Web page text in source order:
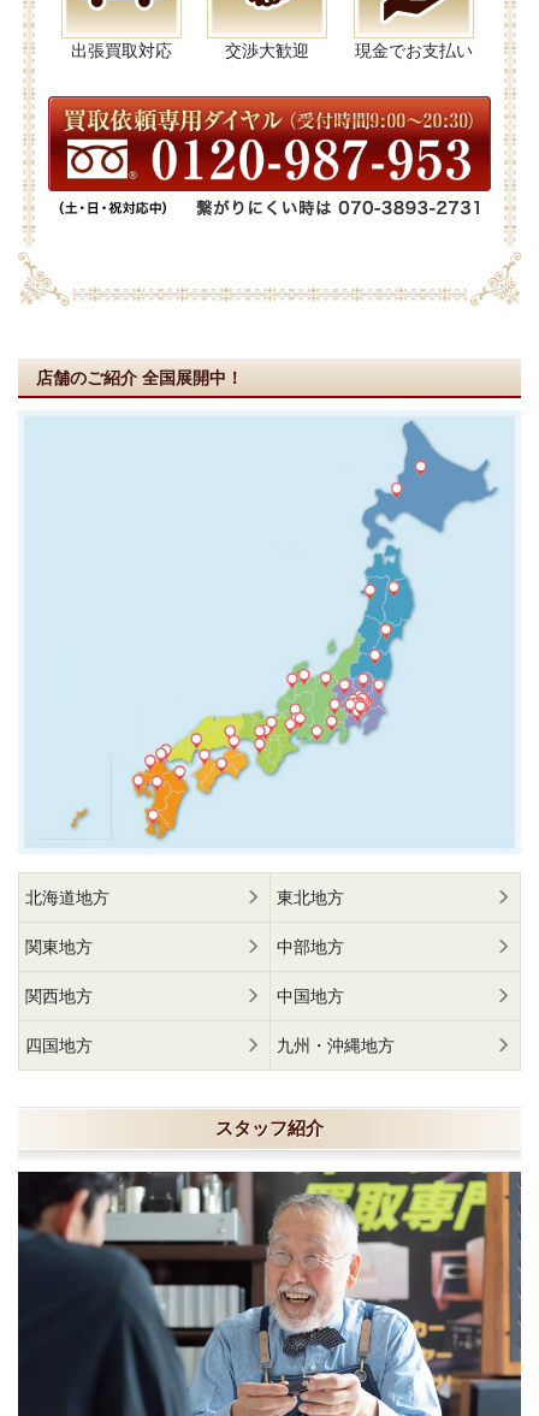
出張買取対応 交渉大歓迎 現金でお支払い
店舗のご紹介 全国展開中！
北海道地方 東北地方
関東地方 中部地方
関西地方 中国地方
四国地方 九州・沖縄地方
スタッフ紹介